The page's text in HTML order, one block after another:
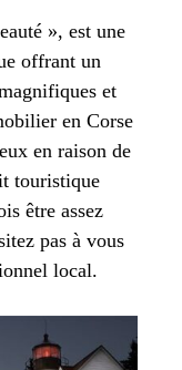
», est une
offrant un
et
en Corse
en raison de
touristique
être assez
pas à vous
local.